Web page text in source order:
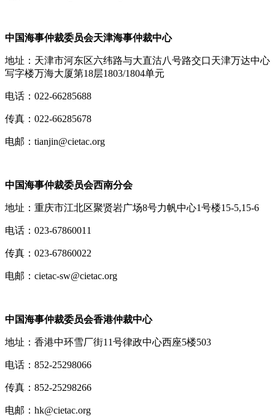
中国海事仲裁委员会天津海事仲裁中心
地址：天津市河东区六纬路与大直沽八号路交口天津万达中心
写字楼万海大厦第18层1803/1804单元
电话：022-66285688
传真：022-66285678
电邮：tianjin@cietac.org
中国海事仲裁委员会西南分会
地址：重庆市江北区聚贤岩广场8号力帆中心1号楼15-5,15-6
电话：023-67860011
传真：023-67860022
电邮：cietac-sw@cietac.org
中国海事仲裁委员会香港仲裁中心
地址：香港中环雪厂街11号律政中心西座5楼503
电话：852-25298066
传真：852-25298266
电邮：hk@cietac.org